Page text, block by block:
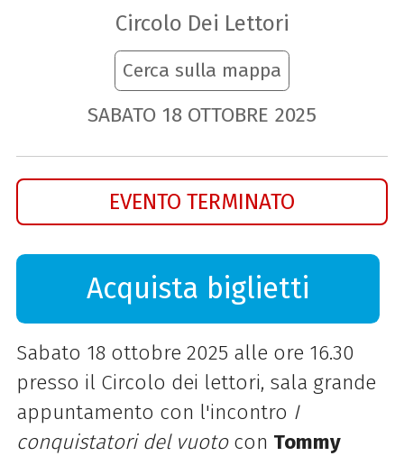
Circolo Dei Lettori
Cerca sulla mappa
SABATO 18 OTTOBRE 2025
EVENTO TERMINATO
Acquista biglietti
Sabato 18 ottobre 2025 alle ore 16.30
presso il Circolo dei lettori, sala grande
appuntamento con l'incontro I
conquistatori del vuoto con Tommy